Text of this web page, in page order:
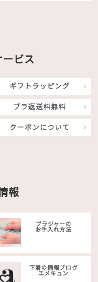
ビス
ギフトラッピング
ブラ返送料無料
クーポンについて
報
ブラジャーの
お手入れ方法
下着の情報ブログ
エメキュン